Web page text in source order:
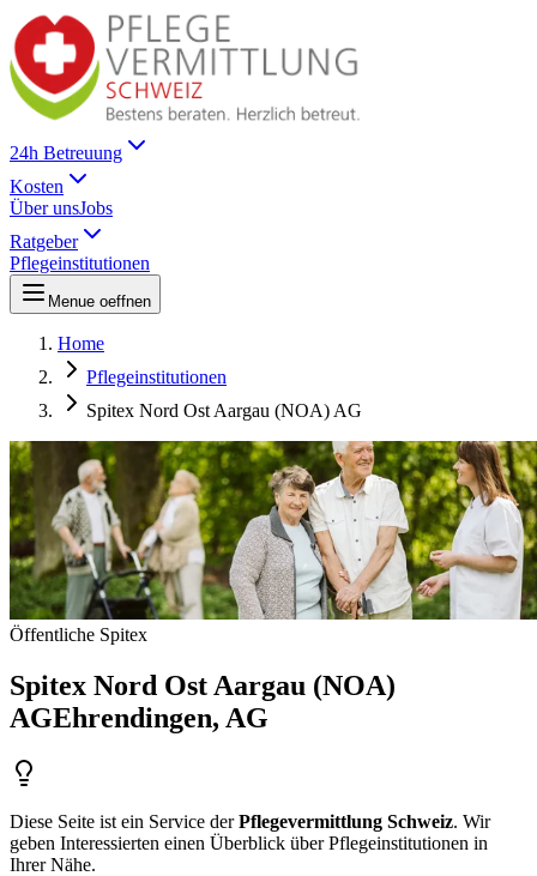
24h Betreuung
Kosten
Über unsJobs
Ratgeber
Pflegeinstitutionen
Menue oeffnen
Home
Pflegeinstitutionen
Spitex Nord Ost Aargau (NOA) AG
Öffentliche Spitex
Spitex Nord Ost Aargau (NOA)
AGEhrendingen, AG
Diese Seite ist ein Service derPflegevermittlung Schweiz. Wir
geben Interessierten einen Überblick über Pflegeinstitutionen in
Ihrer Nähe.